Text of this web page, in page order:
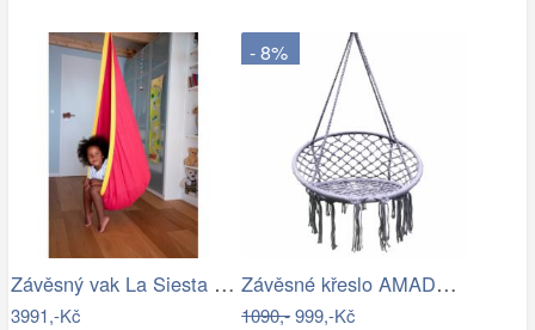
Závěsný vak La Siesta JOKI - IN
3991,-Kč
- 8%
Závěsné křeslo AMADO 2 NEW Tempo Kondela
1090,-999,-Kč